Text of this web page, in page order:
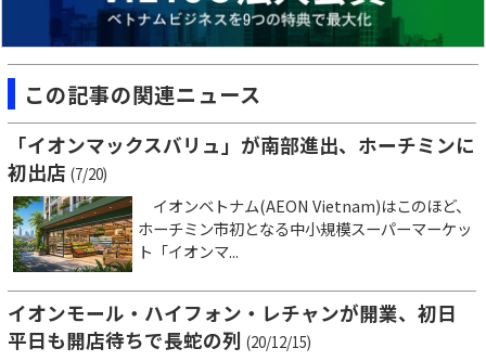
この記事の関連ニュース
「イオンマックスバリュ」が南部進出、ホーチミンに
初出店 (7/20)
イオンベトナム(AEON Vietnam)はこのほど、
ホーチミン市初となる中小規模スーパーマーケッ
ト「イオンマ...
イオンモール・ハイフォン・レチャンが開業、初日
平日も開店待ちで長蛇の列 (20/12/15)